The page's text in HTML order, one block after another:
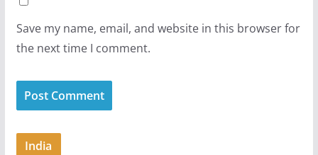
Save my name, email, and website in this browser for
the next time I comment.
India